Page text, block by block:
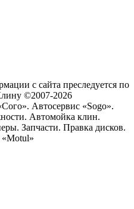
с сайта преследуется по
©2007-2026
Автосервис «Sogo».
Автомойка клин.
Запчасти. Правка дисков.